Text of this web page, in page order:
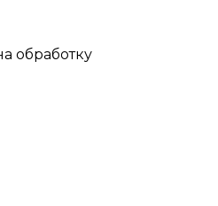
обработку